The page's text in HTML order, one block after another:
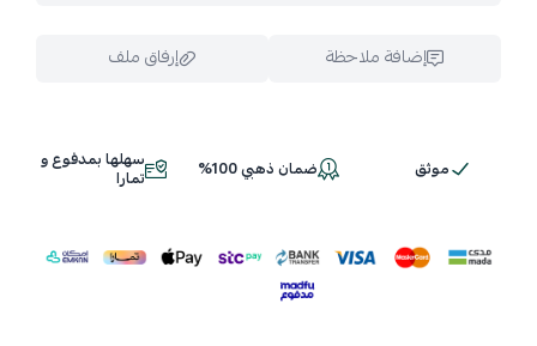
إضافة ملاحظة إرفاق ملف
اسحب و افلت الملف هنا
موثق ضمان ذهبي 100% سهلها بمدفوع و
تمارا